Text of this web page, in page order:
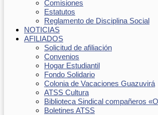
Comisiones
Estatutos
Reglamento de Disciplina Social
NOTICIAS
AFILIADOS
Solicitud de afiliación
Convenios
Hogar Estudiantil
Fondo Solidario
Colonia de Vacaciones Guazuvirá
ATSS Cultura
Biblioteca Sindical compañeros
Boletines ATSS